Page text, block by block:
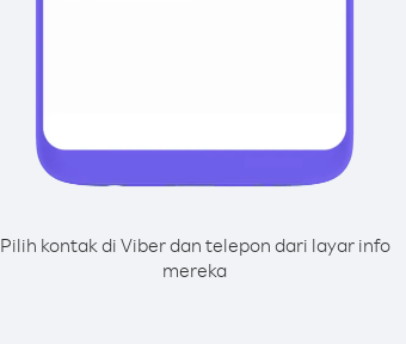
Pilih kontak di Viber dan telepon dari layar info
mereka